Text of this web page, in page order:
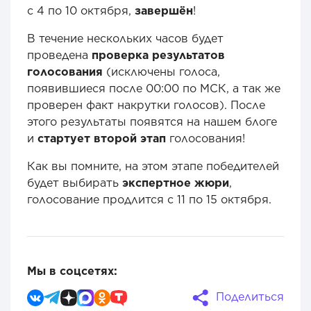
с 4 по 10 октября, завершён!
В течение нескольких часов будет
проведена проверка результатов
голосования (исключены голоса,
появившиеся после 00:00 по МСК, а так же
проверен факт накрутки голосов). После
этого результаты появятся на нашем блоге
и стартует второй этап голосования!
Как вы помните, на этом этапе победителей
будет выбирать экспертное жюри,
голосование продлится с 11 по 15 октября.
Мы в соцсетях:
Поделиться